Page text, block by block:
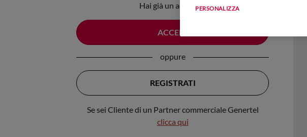
Hai già un account?
ACCEDI
oppure
REGISTRATI
Se sei Cliente di un Partner commerciale Genertel
clicca qui
PERSONALIZZA